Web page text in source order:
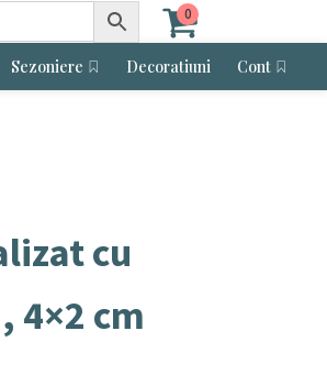
0
Sezoniere Decoratiuni Cont
cu
4×2 cm